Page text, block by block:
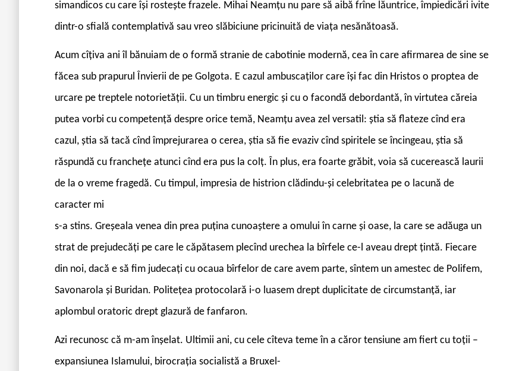
simandicos cu care își rostește frazele. Mihai Neamțu nu pare să aibă frîne lăuntrice, împiedicări ivite
dintr-o sfială contemplativă sau vreo slăbiciune prici­nuită de viața nesănătoasă.
Acum cîțiva ani îl bănuiam de o formă stranie de cabotinie modernă, cea în care afirmarea de sine se
făcea sub prapurul Învierii de pe Golgota. E cazul ambuscaților care își fac din Hristos o proptea de
urcare pe treptele notorietății. Cu un timbru energic și cu o facondă debordantă, în virtutea căreia
putea vorbi cu competență despre orice temă, Neamțu avea zel versatil: știa să flateze cînd era
cazul, știa să tacă cînd împrejurarea o cerea, știa să fie evaziv cînd spiritele se încingeau, știa să
răspundă cu franchețe atunci cînd era pus la colț. În plus, era foarte grăbit, voia să cucerească laurii
de la o vreme fragedă. Cu timpul, impresia de histrion clădindu-și celebritatea pe o lacună de
caracter mi
s-a stins. Greșeala venea din prea puțina cunoaștere a omului în carne și oase, la care se adăuga un
strat de prejudecăți pe care le căpătasem plecînd urechea la bîrfele ce-l aveau drept țintă. Fiecare
din noi, dacă e să fim judecați cu ocaua bîrfelor de care avem parte, sîntem un amestec de Polifem,
Savonarola și Buridan. Politețea protocolară i-o luasem drept duplicitate de circumstanță, iar
aplombul oratoric drept glazură de fanfaron.
Azi recunosc că m-am înșelat. Ultimii ani, cu cele cîteva teme în a căror tensiune am fiert cu toții –
expansiunea Islamului, birocrația socialistă a Bruxel-